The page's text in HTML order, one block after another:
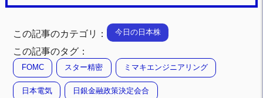
この記事のカテゴリ： 今日の日本株
この記事のタグ：
FOMC スター精密 ミマキエンジニアリング
日本電気 日銀金融政策決定会合